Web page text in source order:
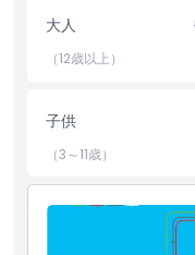
な指示が提供され、安全
ション、冒険、景観の魅
者全員に忘れられない思
ハイライト
含まれるもの
大人
（12歳以上）
子供
（3～11歳）